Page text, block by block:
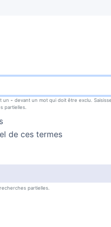
un - devant un mot qui doit être exclu.
partielles.
de ces termes
partielles.